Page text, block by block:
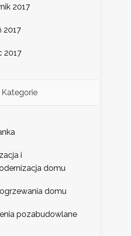
2017
2017
2017
Kategorie
i
domu
domu
pozabudowlane